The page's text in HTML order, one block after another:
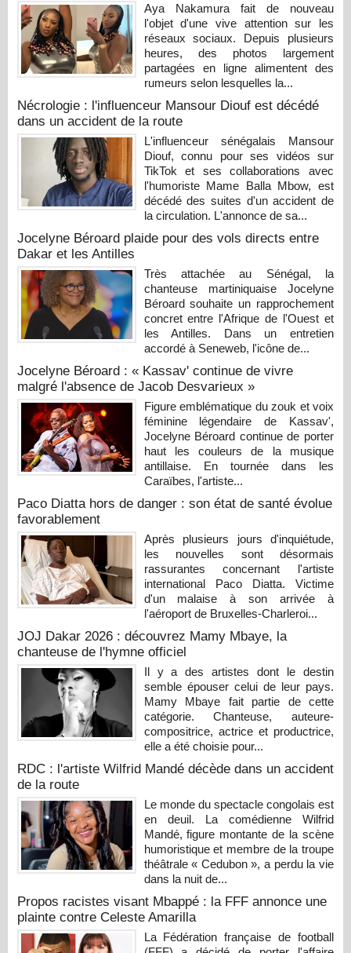
Aya Nakamura fait de nouveau
l'objet d'une vive attention sur les
réseaux sociaux. Depuis plusieurs
heures, des photos largement
partagées en ligne alimentent des
rumeurs selon lesquelles la...
Nécrologie : l'influenceur Mansour Diouf est décédé
dans un accident de la route
L'influenceur sénégalais Mansour
Diouf, connu pour ses vidéos sur
TikTok et ses collaborations avec
l'humoriste Mame Balla Mbow, est
décédé des suites d'un accident de
la circulation. L'annonce de sa...
Jocelyne Béroard plaide pour des vols directs entre
Dakar et les Antilles
Très attachée au Sénégal, la
chanteuse martiniquaise Jocelyne
Béroard souhaite un rapprochement
concret entre l'Afrique de l'Ouest et
les Antilles. Dans un entretien
accordé à Seneweb, l'icône de...
Jocelyne Béroard : « Kassav' continue de vivre
malgré l'absence de Jacob Desvarieux »
Figure emblématique du zouk et voix
féminine légendaire de Kassav',
Jocelyne Béroard continue de porter
haut les couleurs de la musique
antillaise. En tournée dans les
Caraïbes, l'artiste...
Paco Diatta hors de danger : son état de santé évolue
favorablement
Après plusieurs jours d'inquiétude,
les nouvelles sont désormais
rassurantes concernant l'artiste
international Paco Diatta. Victime
d'un malaise à son arrivée à
l'aéroport de Bruxelles-Charleroi...
JOJ Dakar 2026 : découvrez Mamy Mbaye, la
chanteuse de l'hymne officiel
Il y a des artistes dont le destin
semble épouser celui de leur pays.
Mamy Mbaye fait partie de cette
catégorie. Chanteuse, auteure-
compositrice, actrice et productrice,
elle a été choisie pour...
RDC : l'artiste Wilfrid Mandé décède dans un accident
de la route
Le monde du spectacle congolais est
en deuil. La comédienne Wilfrid
Mandé, figure montante de la scène
humoristique et membre de la troupe
théâtrale « Cedubon », a perdu la vie
dans la nuit de...
Propos racistes visant Mbappé : la FFF annonce une
plainte contre Celeste Amarilla
La Fédération française de football